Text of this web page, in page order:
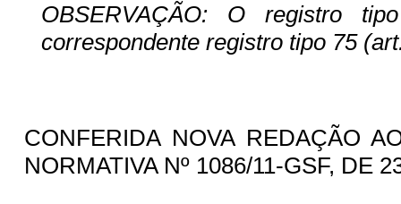
OBSERVAÇÃO: O registro
correspondente registro tipo 75
CONFERIDA NOVA REDAÇÃO
NORMATIVA Nº 1086/11-GSF, DE